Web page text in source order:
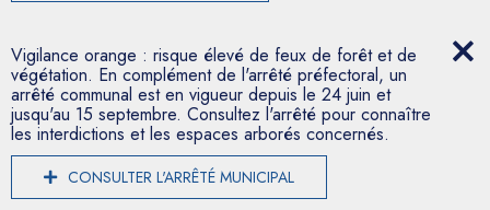
Vigilance orange : risque élevé de feux de forêt et de
végétation. En complément de l'arrêté préfectoral, un
arrêté communal est en vigueur depuis le 24 juin et
jusqu'au 15 septembre. Consultez l'arrêté pour connaître
les interdictions et les espaces arborés concernés.
CONSULTER L'ARRÊTÉ MUNICIPAL